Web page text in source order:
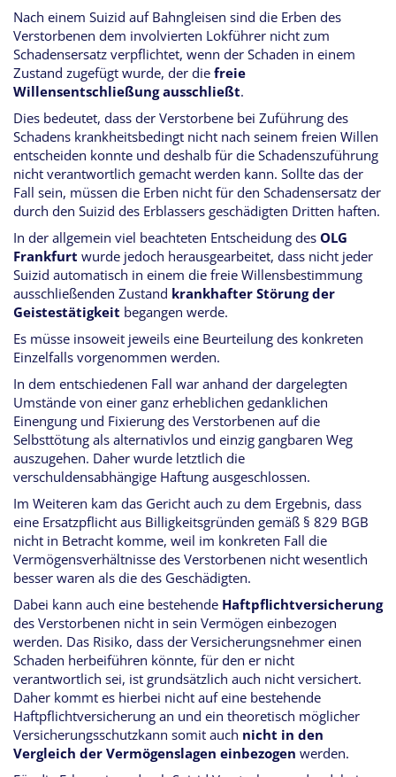
Nach einem Suizid auf Bahngleisen sind die Erben des
Verstorbenen dem involvierten Lokführer nicht zum
Schadensersatz verpflichtet, wenn der Schaden in einem
Zustand zugefügt wurde, der die freie
Willensentschließung ausschließt.
Dies bedeutet, dass der Verstorbene bei Zuführung des
Schadens krankheitsbedingt nicht nach seinem freien Willen
entscheiden konnte und deshalb für die Schadenszuführung
nicht verantwortlich gemacht werden kann. Sollte das der
Fall sein, müssen die Erben nicht für den Schadensersatz der
durch den Suizid des Erblassers geschädigten Dritten haften.
In der allgemein viel beachteten Entscheidung des OLG
Frankfurt wurde jedoch herausgearbeitet, dass nicht jeder
Suizid automatisch in einem die freie Willensbestimmung
ausschließenden Zustand krankhafter Störung der
Geistestätigkeit begangen werde.
Es müsse insoweit jeweils eine Beurteilung des konkreten
Einzelfalls vorgenommen werden.
In dem entschiedenen Fall war anhand der dargelegten
Umstände von einer ganz erheblichen gedanklichen
Einengung und Fixierung des Verstorbenen auf die
Selbsttötung als alternativlos und einzig gangbaren Weg
auszugehen. Daher wurde letztlich die
verschuldensabhängige Haftung ausgeschlossen.
Im Weiteren kam das Gericht auch zu dem Ergebnis, dass
eine Ersatzpflicht aus Billigkeitsgründen gemäß § 829 BGB
nicht in Betracht komme, weil im konkreten Fall die
Vermögensverhältnisse des Verstorbenen nicht wesentlich
besser waren als die des Geschädigten.
Dabei kann auch eine bestehende Haftpflichtversicherung
des Verstorbenen nicht in sein Vermögen einbezogen
werden. Das Risiko, dass der Versicherungsnehmer einen
Schaden herbeiführen könnte, für den er nicht
verantwortlich sei, ist grundsätzlich auch nicht versichert.
Daher kommt es hierbei nicht auf eine bestehende
Haftpflichtversicherung an und ein theoretisch möglicher
Versicherungsschutzkann somit auch nicht in den
Vergleich der Vermögenslagen einbezogen werden.